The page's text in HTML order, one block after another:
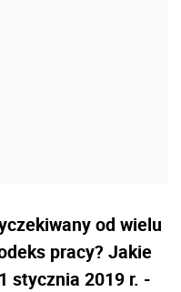
od wielu
pracy? Jakie
stycznia 2019 r. -